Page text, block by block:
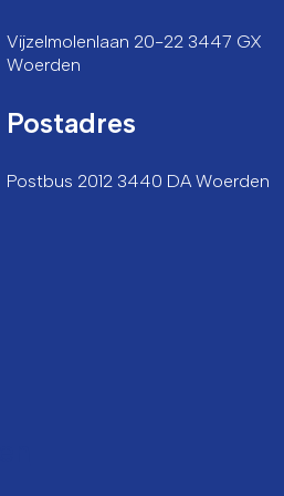
Vijzelmolenlaan 20-22 3447 GX
Woerden
Postadres
Postbus 2012 3440 DA Woerden